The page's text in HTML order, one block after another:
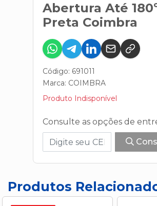
Abertura Até
Preta Coimbra
Código: 691011
Marca: COIMBRA
Produto Indisponível
Consulte as opções de
Produtos